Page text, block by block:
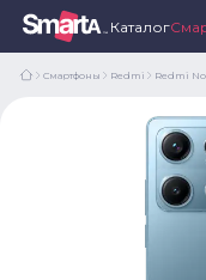
Каталог
Смартфоны Redmi Redmi